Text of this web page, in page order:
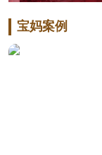
宝妈案例